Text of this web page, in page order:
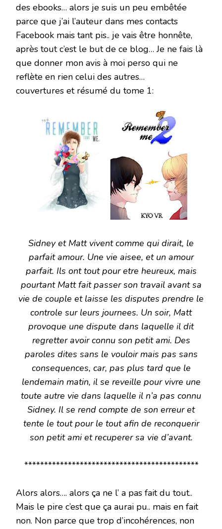
des ebooks… alors je suis un peu embêtée
parce que j’ai l’auteur dans mes contacts
Facebook mais tant pis.. je vais être honnête,
après tout c’est le but de ce blog… Je ne fais là
que donner mon avis à moi perso qui ne
reflète en rien celui des autres…
couvertures et résumé du tome 1:
Sidney et Matt vivent comme qui dirait, le
parfait amour. Une vie aisee, et un amour
parfait. Ils ont tout pour etre heureux, mais
pourtant Matt fait passer son travail avant sa
vie de couple et laisse les disputes prendre le
controle sur leurs journees. Un soir, Matt
provoque une dispute dans laquelle il dit
regretter avoir connu son petit ami. Des
paroles dites sans le vouloir mais pas sans
consequences, car, pas plus tard que le
lendemain matin, il se reveille pour vivre une
toute autre vie dans laquelle il n’a pas connu
Sidney. Il se rend compte de son erreur et
tente le tout pour le tout afin de reconquerir
son petit ami et recuperer sa vie d’avant.
********************************************
Alors alors…. alors ça ne l’ a pas fait du tout..
Mais le pire c’est que ça aurai pu.. mais en fait
non. Non parce que trop d’incohérences, non